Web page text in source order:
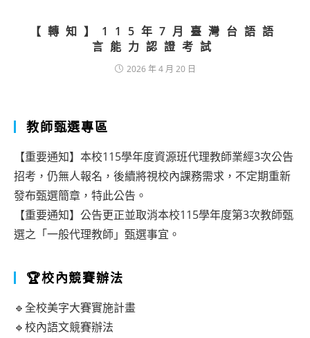
【轉知】115年7月臺灣台語語
言能力認證考試
2026 年 4 月 20 日
教師甄選專區
【重要通知】本校115學年度資源班代理教師業經3次公告
招考，仍無人報名，後續將視校內課務需求，不定期重新
發布甄選簡章，特此公告。
【重要通知】公告更正並取消本校115學年度第3次教師甄
選之「一般代理教師」甄選事宜。
🏆校內競賽辦法
🔹全校美字大賽實施計畫
🔹校內語文競賽辦法